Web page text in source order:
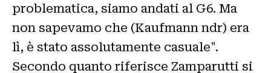
problematica, siamo andati al G6. Ma
non sapevamo che (Kaufmann ndr) era
lì, è stato assolutamente casuale".
Secondo quanto riferisce Zamparutti si